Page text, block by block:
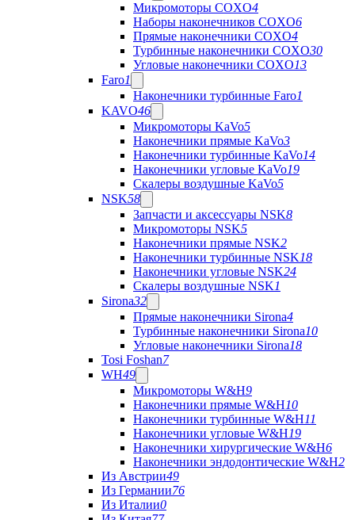
Микромоторы COXO4
Наборы наконечников COXO6
Прямые наконечники COXO4
Турбинные наконечники COXO30
Угловые наконечники COXO13
Faro1
Наконечники турбинные Faro1
KAVO46
Микромоторы KaVo5
Наконечники прямые KaVo3
Наконечники турбинные KaVo14
Наконечники угловые KaVo19
Скалеры воздушные KaVo5
NSK58
Запчасти и аксессуары NSK8
Микромоторы NSK5
Наконечники прямые NSK2
Наконечники турбинные NSK18
Наконечники угловые NSK24
Скалеры воздушные NSK1
Sirona32
Прямые наконечники Sirona4
Турбинные наконечники Sirona10
Угловые наконечники Sirona18
Tosi Foshan7
WH49
Микромоторы W&H9
Наконечники прямые W&H10
Наконечники турбинные W&H11
Наконечники угловые W&H19
Наконечники хирургические W&H6
Наконечники эндодонтические W&H2
Из Австрии49
Из Германии76
Из Италии0